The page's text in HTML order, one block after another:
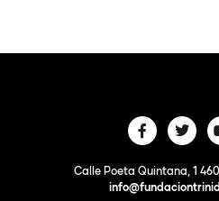
Calle Poeta Quintana, 1